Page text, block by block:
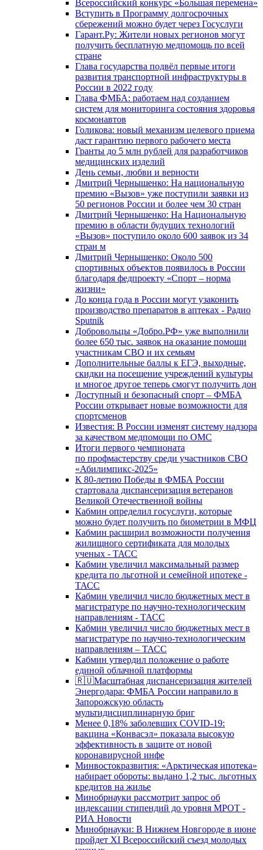
Всероссийский конкурс «Большая перемена»
Вступить в Программу долгосрочных
сбережений можно будет через Госуслуги
Гарант.Ру: Жители новых регионов могут
получить бесплатную медпомощь по всей
стране
Глава государства подвёл первые итоги
развития транспортной инфраструктуры в
России в 2022 году
Глава ФМБА: работаем над созданием
систем для мониторинга состояния здоровья
космонавтов
Голикова: новый механизм целевого приема
даст гарантию первого рабочего места
Гранты до 5 млн рублей для разработчиков
медицинских изделий
День семьи, любви и верности
Дмитрий Чернышенко: На национальную
премию «Вызов» уже поступили заявки из
50 регионов России и более чем 30 стран
Дмитрий Чернышенко: На Национальную
премию в области будущих технологий
«Вызов» поступило около 600 заявок из 34
стран м
Дмитрий Чернышенко: Около 500
спортивных объектов появилось в России
благодаря федпроекту «Спорт – норма
жизни»
До конца года в России могут узаконить
производство препаратов в аптеках - Радио
Sputnik
Добровольцы «Добро.РФ» уже выполнили
более 650 тыс. заявок на оказание помощи
участникам СВО и их семьям
Дополнительные баллы к ЕГЭ, выходные,
скидки на посещение учреждений культуры
и многое другое теперь смогут получить дон
Доступный и безопасный спорт – ФМБА
России открывает новые возможности для
спортсменов
Известия: В России изменят систему надзора
за качеством медпомощи по ОМС
Итоги первого чемпионата
по профмастерству среди участников СВО
«Абилимпикс-2025»
К 80-летию Победы в ФМБА России
стартовала диспансеризация ветеранов
Великой Отечественной войны
Кабмин определил госуслуги, которые
можно будет получить по биометрии в МФЦ
Кабмин расширил возможности получения
жилищного сертификата для молодых
ученых - ТАСС
Кабмин увеличил максимальный размер
кредита по льготной и семейной ипотеке -
ТАСС
Кабмин увеличил число бюджетных мест в
магистратуре по научно-технологическим
направлениям - ТАСС
Кабмин увеличил число бюджетных мест в
магистратуре по научно-технологическим
направлениям – ТАСС
Кабмин утвердил положение о работе
единой облачной платформы
🇷🇺Масштабная диспансеризация жителей
Энергодара: ФМБА России направило в
Запорожскую область
мультидисциплинарную бриг
Менее 0,18% заболевших COVID-19:
вакцина «Конвасэл» показала высокую
эффективность в защите от новой
коронавирусной инфе
Минвостокразвития: «Арктическая ипотека»
набирает обороты: выдано 1,2 тыс. льготных
кредитов на жилье
Минобрнауки рассмотрит запрос об
индексации стипендий до уровня МРОТ -
РИА Новости
Минобрнауки: В Нижнем Новгороде в июне
пройдет XI Всероссийский съезд молодых